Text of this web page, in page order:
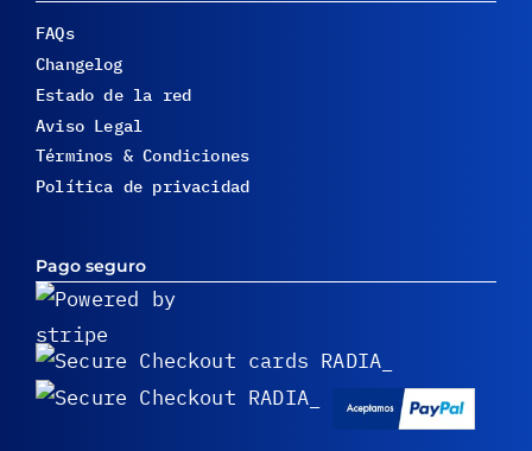
FAQs
Changelog
Estado de la red
Aviso Legal
Términos & Condiciones
Política de privacidad
Pago seguro